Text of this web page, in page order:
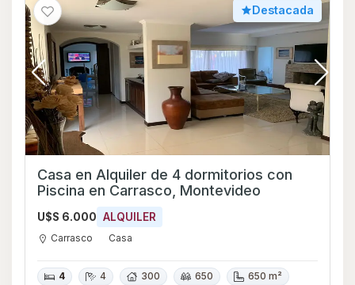
Destacada
Casa en Alquiler de 4 dormitorios con
Piscina en Carrasco, Montevideo
U$S 6.000 ALQUILER
Carrasco Casa
4 4 300 650
650 m²